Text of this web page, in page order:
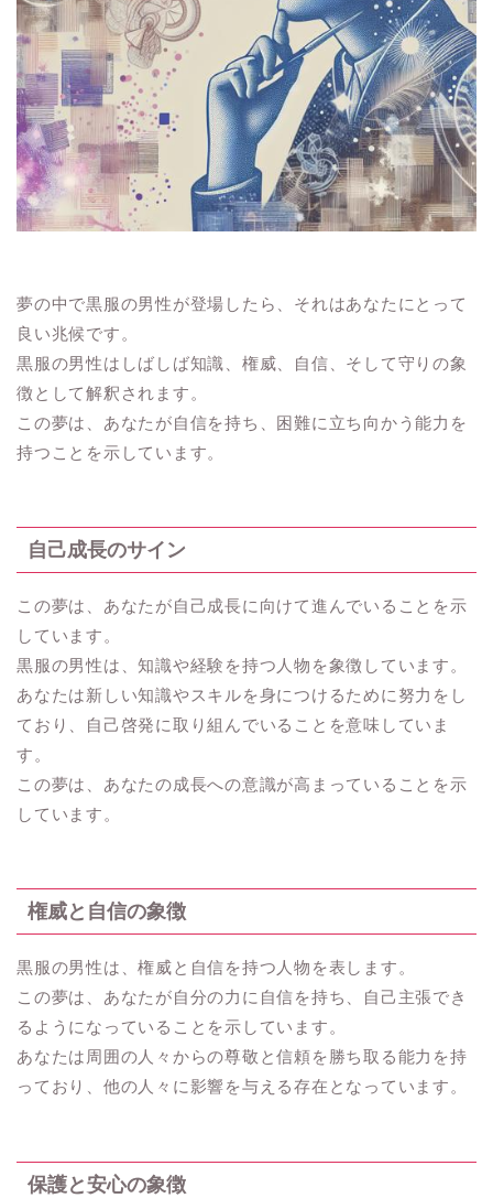
夢の中で黒服の男性が登場したら、それはあなたにとって
良い兆候です。
黒服の男性はしばしば知識、権威、自信、そして守りの象
徴として解釈されます。
この夢は、あなたが自信を持ち、困難に立ち向かう能力を
持つことを示しています。
自己成長のサイン
この夢は、あなたが自己成長に向けて進んでいることを示
しています。
黒服の男性は、知識や経験を持つ人物を象徴しています。
あなたは新しい知識やスキルを身につけるために努力をし
ており、自己啓発に取り組んでいることを意味していま
す。
この夢は、あなたの成長への意識が高まっていることを示
しています。
権威と自信の象徴
黒服の男性は、権威と自信を持つ人物を表します。
この夢は、あなたが自分の力に自信を持ち、自己主張でき
るようになっていることを示しています。
あなたは周囲の人々からの尊敬と信頼を勝ち取る能力を持
っており、他の人々に影響を与える存在となっています。
保護と安心の象徴